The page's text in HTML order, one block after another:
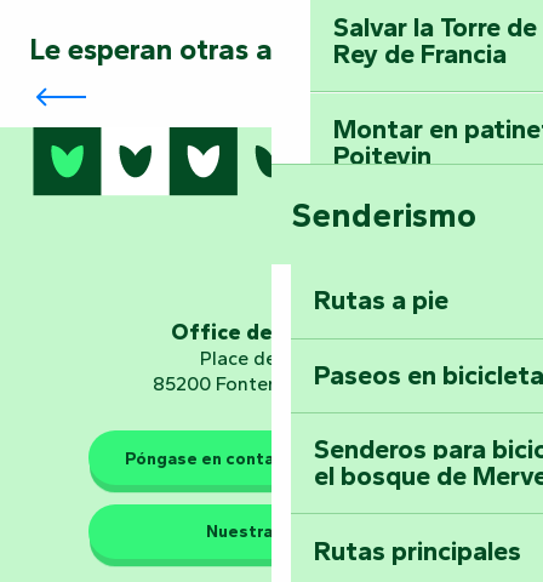
Salvar la Torre
Rey de Francia
Montar en
Poitevin
Domine los
Vouvant
Embárquese en
Planetario
Los guardianes de la
Llévese a casa
Senderismo
Rutas a pie
Paseos en
Senderos para
el bosque de
Rutas principales
Le esperan otras aventuras…
Desafíe las leyes de la gravedad: vuele
en globo, avión, ultraligero o planeador
Office de tourisme
Place de Verdun
85200 Fontenay-le-Comte
Póngase en contacto con nosotros
Nuestras sedes